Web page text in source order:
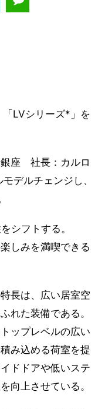
LVシリーズ*」を
銀座 社長：カルロ
デルチェンジし、
シフトする。
しみを満喫できる
長は、広い居室空
れた装備である。
ップレベルの広い
み込める荷室を提
ドドアや低いステ
向上させている。